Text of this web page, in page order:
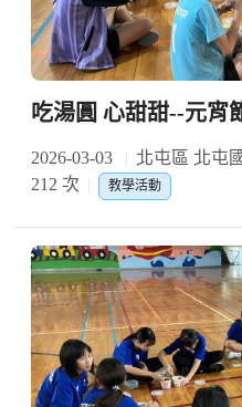
吃湯圓 心甜甜--元宵
2026-03-03 北屯區 北屯
212 次
教學活動